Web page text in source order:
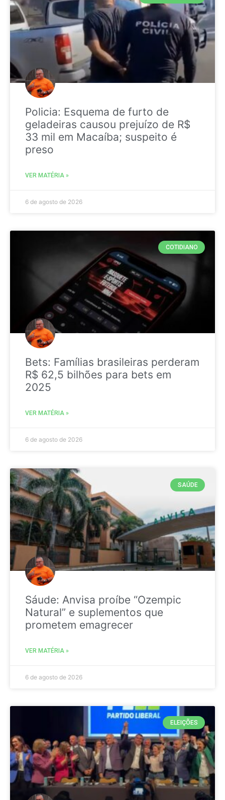
Policia: Esquema de furto de
geladeiras causou prejuízo de R$
33 mil em Macaíba; suspeito é
preso
VER MATÉRIA »
6 de agosto de 2026
COTIDIANO
Bets: Famílias brasileiras perderam
R$ 62,5 bilhões para bets em
2025
VER MATÉRIA »
6 de agosto de 2026
SAÚDE
Sáude: Anvisa proíbe “Ozempic
Natural” e suplementos que
prometem emagrecer
VER MATÉRIA »
6 de agosto de 2026
ELEIÇÕES